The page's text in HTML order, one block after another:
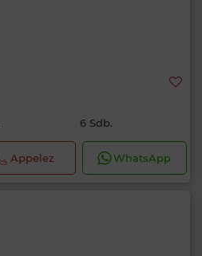
6 Sdb.
Appelez WhatsApp